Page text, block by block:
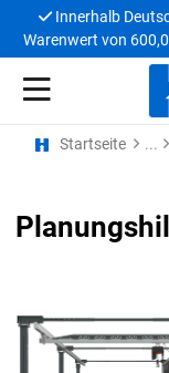
Innerhalb
Warenwert von
Startseite